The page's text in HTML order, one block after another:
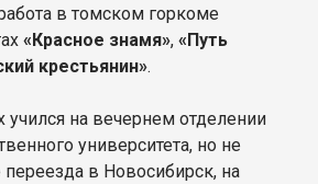
в томском горкоме
«Красное знамя», «Путь
крестьянин».
учился на вечернем отделении
университета, но не
в Новосибирск, на